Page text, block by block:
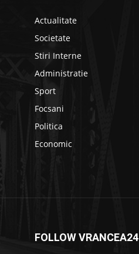
Actualitate
Societate
Stiri Interne
Administratie
Sport
Focsani
Politica
Economic
FOLLOW VRANCEA24